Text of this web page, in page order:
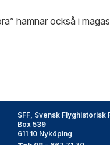
hamnar också i
SFF, Svensk Flyghistorisk
Box 539
611 10 Nyköping